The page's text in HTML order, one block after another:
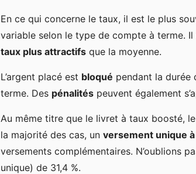
En ce qui concerne le taux, il est le plus
variable selon le type de compte à terme.
taux plus attractifs que la moyenne.
L’argent placé est bloqué pendant la durée
terme. Des pénalités peuvent également
Au même titre que le livret à taux boosté,
la majorité des cas, unversement unique
versements complémentaires. N’oublions
unique) de 31,4 %.